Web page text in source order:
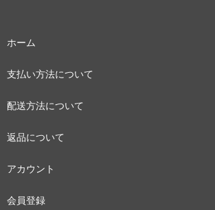
ホーム
支払い方法について
配送方法について
返品について
アカウント
会員登録